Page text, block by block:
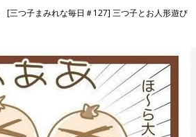
[三つ子まみれな毎日＃127] 三つ子とお人形遊び